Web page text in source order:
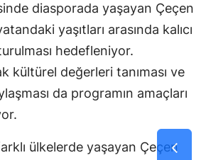
diasporada yaşayan Çeçen
yaşıtları arasında kalıcı
hedefleniyor.
kültürel değerleri tanıması ve
da programın amaçları
ülkelerde yaşayan Çeçen